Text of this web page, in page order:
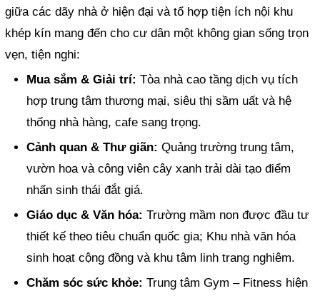
giữa các dãy nhà ở hiện đại và tổ hợp tiện ích nội khu
khép kín mang đến cho cư dân một không gian sống trọn
vẹn, tiện nghi:
Mua sắm & Giải trí: Tòa nhà cao tầng dịch vụ tích
hợp trung tâm thương mại, siêu thị sầm uất và hệ
thống nhà hàng, cafe sang trọng.
Cảnh quan & Thư giãn: Quảng trường trung tâm,
vườn hoa và công viên cây xanh trải dài tạo điểm
nhấn sinh thái đắt giá.
Giáo dục & Văn hóa: Trường mầm non được đầu tư
thiết kế theo tiêu chuẩn quốc gia; Khu nhà văn hóa
sinh hoạt cộng đồng và khu tâm linh trang nghiêm.
Chăm sóc sức khỏe: Trung tâm Gym – Fitness hiện